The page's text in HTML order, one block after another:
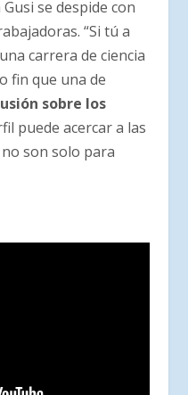
se despide con
“Si tú a
carrera de ciencia
fin que una de
sobre los
puede acercar a las
son solo para